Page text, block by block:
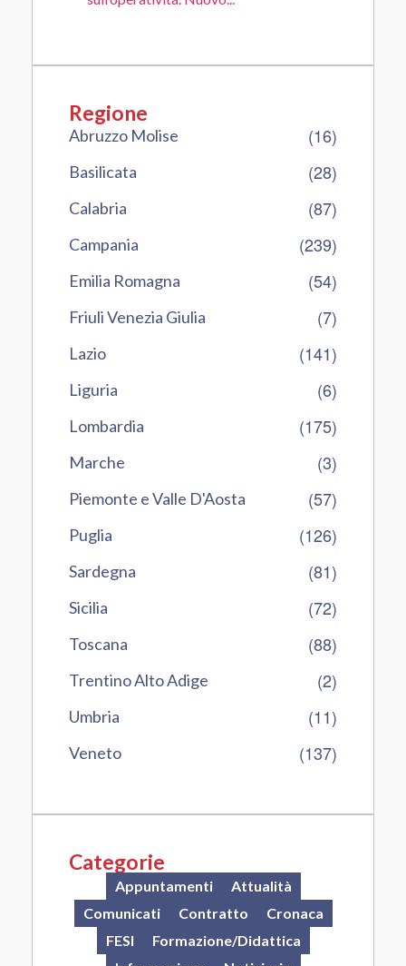
Regione
Abruzzo Molise (16)
Basilicata (28)
Calabria (87)
Campania (239)
Emilia Romagna (54)
Friuli Venezia Giulia (7)
Lazio (141)
Liguria (6)
Lombardia (175)
Marche (3)
Piemonte e Valle D'Aosta (57)
Puglia (126)
Sardegna (81)
Sicilia (72)
Toscana (88)
Trentino Alto Adige (2)
Umbria (11)
Veneto (137)
Categorie
Appuntamenti
Attualità
Comunicati
Contratto
Cronaca
FESI
Formazione/Didattica